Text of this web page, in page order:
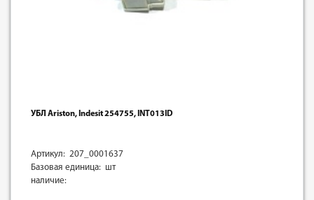
УБЛ Ariston, Indesit 254755, INT013ID
Артикул: 207_0001637
Базовая единица: шт
наличие: